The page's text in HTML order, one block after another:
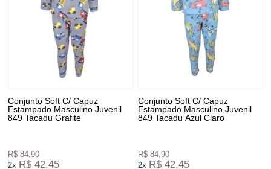
Conjunto Soft C/ Capuz
Estampado Masculino Juvenil
849 Tacadu Grafite
R$ 84,90
2x R$ 42,45
Conjunto Soft C/ Capuz
Estampado Masculino Juvenil
849 Tacadu Azul Claro
R$ 84,90
2x R$ 42,45